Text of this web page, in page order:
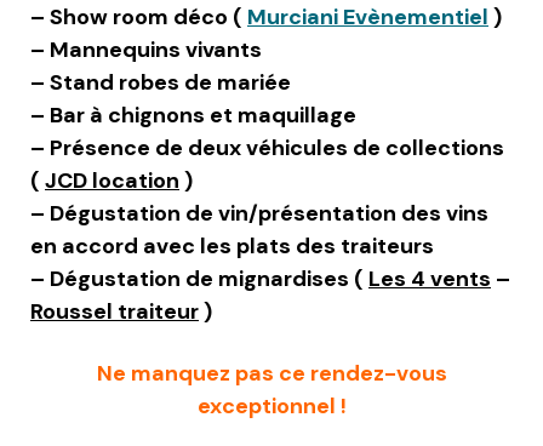
– Show room déco ( Murciani Evènementiel )
– Mannequins vivants
– Stand robes de mariée
– Bar à chignons et maquillage
– Présence de deux véhicules de collections
( JCD location )
– Dégustation de vin/présentation des vins
en accord avec les plats des traiteurs
– Dégustation de mignardises ( Les 4 vents –
Roussel traiteur)
Ne manquez pas ce rendez-vous
exceptionnel !